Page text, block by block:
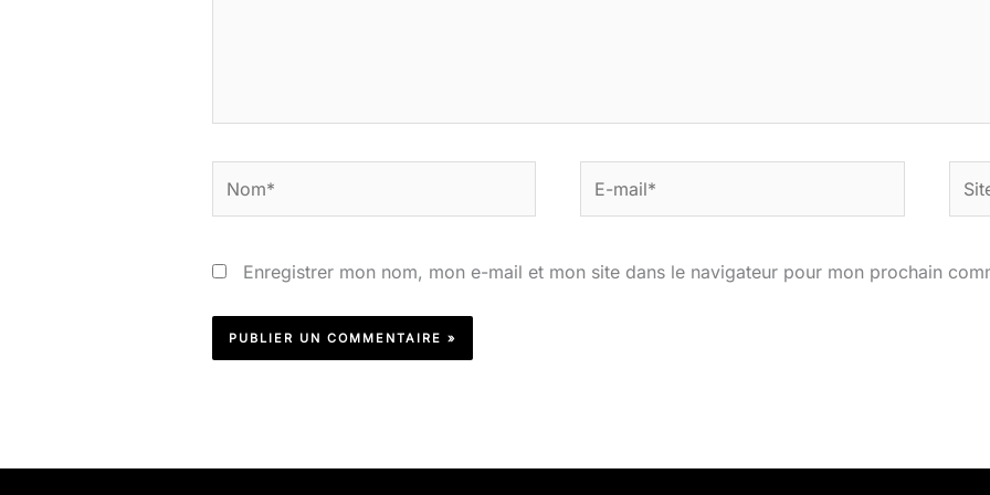
mail*
Enregistrer mon nom, mon e-mail et mon site dans le navigateur pour mon prochain